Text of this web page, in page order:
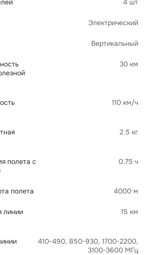
4 шт
Электрический
Вертикальный
30 км
110 км/ч
2.5 кг
полета с
0.75 ч
полета 4000 м
линии
15 км
410-490, 850-930, 1700-2200,
3100-3600 МГц